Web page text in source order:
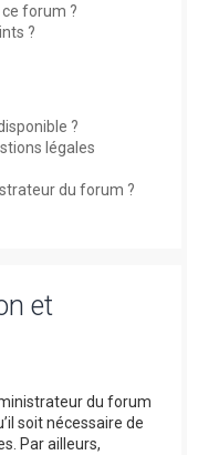
forum ?
?
?
légales
du forum ?
et
du forum
soit nécessaire de
Par ailleurs,